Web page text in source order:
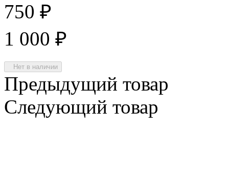
750 ₽
1 000 ₽
Нет в наличии
Предыдущий товар
Следующий товар